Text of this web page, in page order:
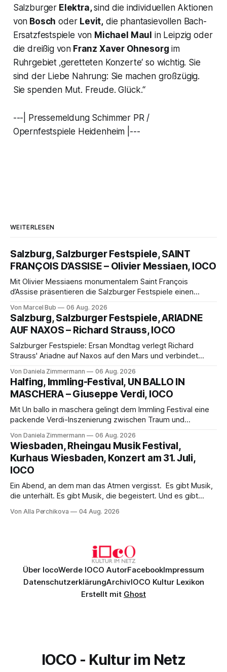
Salzburger Elektra,sind die individuellen Aktionen
von Bosch oder Levit, die phantasievollen Bach-
Ersatzfestspiele von Michael Maul in Leipzig oder
die dreißig von Franz Xaver Ohnesorg im
Ruhrgebiet ‚geretteten Konzerte‘ so wichtig. Sie
sind der Liebe Nahrung: Sie machen großzügig.
Sie spenden Mut. Freude. Glück.“
---| Pressemeldung Schimmer PR /
Opernfestspiele Heidenheim |---
WEITERLESEN
Salzburg, Salzburger Festspiele, SAINT
FRANÇOIS D’ASSISE – Olivier Messiaen, IOCO
Mit Olivier Messiaens monumentalem Saint François
d’Assise präsentieren die Salzburger Festspiele einen
eine bildgewaltige Inszenierung, Maxime Pascal entfaltet
die komplexe Partitur eindrucksvoll, Philippe Sly berührt als
Franziskus.
Von Marcel Bub 06 Aug. 2026
Salzburg, Salzburger Festspiele, ARIADNE
AUF NAXOS – Richard Strauss, IOCO
Salzburger Festspiele: Ersan Mondtag verlegt Richard
Strauss' Ariadne auf Naxos auf den Mars und verbindet
Aufführung mit starken Solisten und den Wiener
Philharmonikern, szenisch bleibt der zweite Akt jedoch
hinter den Erwartungen zurück.
Von Daniela Zimmermann 06 Aug. 2026
Halfing, Immling-Festival, UN BALLO IN
MASCHERA – Giuseppe Verdi, IOCO
Mit Un ballo in maschera gelingt dem Immling Festival eine
packende Verdi-Inszenierung zwischen Traum und
psychologische Tiefe mit starken Bildern, getragen von
einem spielfreudigen Ensemble und einer musikalisch
überzeugenden Gesamtleistung.
Von Daniela Zimmermann 06 Aug. 2026
Wiesbaden, Rheingau Musik Festival,
Kurhaus Wiesbaden, Konzert am 31. Juli,
IOCO
Ein Abend, an dem man das Atmen vergisst. Es gibt Musik,
die unterhält. Es gibt Musik, die begeistert. Und es gibt
Genau so war der Abend im Kurhaus Wiesbaden, an dem
Von Alla Perchikova 04 Aug. 2026
Über IocoWerde IOCO AutorFacebookImpressum
DatenschutzerklärungArchivIOCO Kultur Lexikon
Erstellt mit Ghost
IOCO - Kultur im Netz